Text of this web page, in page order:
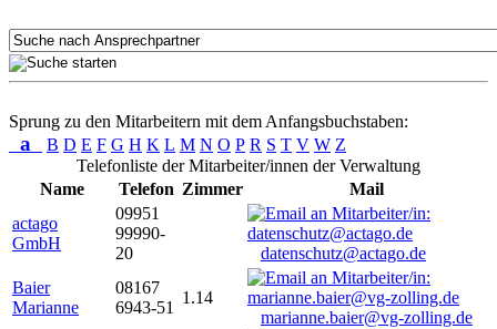
Sprung zu den Mitarbeitern mit dem Anfangsbuchstaben:
a B D E F G H K L M N O P R S T V W Z
Telefonliste der Mitarbeiter/innen der Verwaltung
Name
Telefon Zimmer
Mail
actago
GmbH
09951
99990-
20
datenschutz@actago.de
Baier
Marianne
08167
6943-51
1.14
marianne.baier@vg-zolling.de